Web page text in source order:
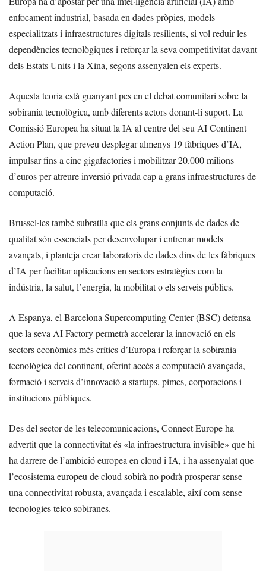
enfocament industrial, basada en dades pròpies, models
especialitzats i infraestructures digitals resilients, si vol reduir les
dependències tecnològiques i reforçar la seva competitivitat davant
dels Estats Units i la Xina, segons assenyalen els experts.
Aquesta teoria està guanyant pes en el debat comunitari sobre la
sobirania tecnològica, amb diferents actors donant-li suport. La
Comissió Europea ha situat la IA al centre del seu AI Continent
Action Plan, que preveu desplegar almenys 19 fàbriques d’IA,
impulsar fins a cinc gigafactories i mobilitzar 20.000 milions
d’euros per atreure inversió privada cap a grans infraestructures de
computació.
Brussel·les també subratlla que els grans conjunts de dades de
qualitat són essencials per desenvolupar i entrenar models
avançats, i planteja crear laboratoris de dades dins de les fàbriques
d’IA per facilitar aplicacions en sectors estratègics com la
indústria, la salut, l’energia, la mobilitat o els serveis públics.
A Espanya, el Barcelona Supercomputing Center (BSC) defensa
que la seva AI Factory permetrà accelerar la innovació en els
sectors econòmics més crítics d’Europa i reforçar la sobirania
tecnològica del continent, oferint accés a computació avançada,
formació i serveis d’innovació a startups, pimes, corporacions i
institucions públiques.
Des del sector de les telecomunicacions, Connect Europe ha
advertit que la connectivitat és «la infraestructura invisible» que hi
ha darrere de l’ambició europea en cloud i IA, i ha assenyalat que
l’ecosistema europeu de cloud sobirà no podrà prosperar sense
una connectivitat robusta, avançada i escalable, així com sense
tecnologies telco sobiranes.